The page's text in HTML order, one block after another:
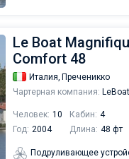
Le Boat
Comfort 48
Италия, Преченикко
Чартерная компания: LeBoat
Человек: 10 Кабин: 4
Год: 2004 Длина: 48 фт
Подруливающее